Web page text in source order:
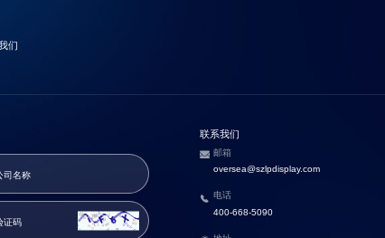
们
联系我们
邮箱
oversea@szlpdisplay.com
电话
400-668-5090